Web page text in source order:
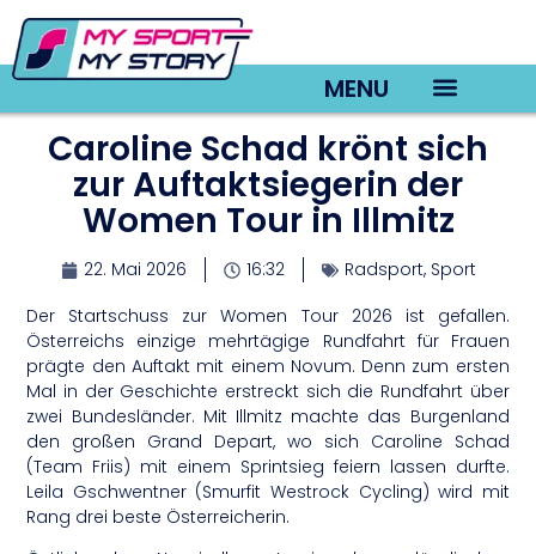
MENU
Caroline Schad krönt sich
zur Auftaktsiegerin der
Women Tour in Illmitz
22. Mai 2026 16:32 Radsport, Sport
Der Startschuss zur Women Tour 2026 ist gefallen.
Österreichs einzige mehrtägige Rundfahrt für Frauen
prägte den Auftakt mit einem Novum. Denn zum ersten
Mal in der Geschichte erstreckt sich die Rundfahrt über
zwei Bundesländer. Mit Illmitz machte das Burgenland
den großen Grand Depart, wo sich Caroline Schad
(Team Friis) mit einem Sprintsieg feiern lassen durfte.
Leila Gschwentner (Smurfit Westrock Cycling) wird mit
Rang drei beste Österreicherin.